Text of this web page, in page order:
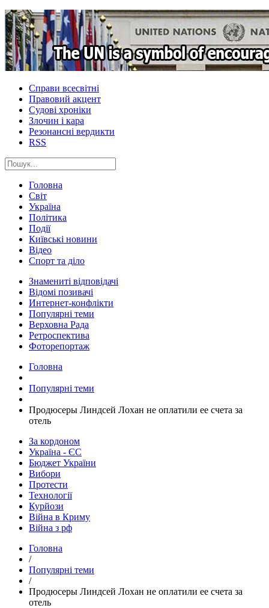
Справи всесвітні
Правовий акцент
Судові хроніки
Злочин і кара
Резонансні вердикти
RSS
Головна
Світ
Україна
Політика
Події
Київські новини
Відео
Спорт та діло
Знамениті відповідачі
Відомі позивачі
Интернет-конфлікти
Популярні теми
Верховна Рада
Ретроспектива
Фоторепортаж
Головна
Популярні теми
Продюсеры Линдсей Лохан не оплатили ее счета за
отель
За кордоном
Україна - ЄС
Бюджет України
Вибори
Протести
Технології
Курйози
Війна в Криму
Війна з рф
Головна
/
Популярні теми
/
Продюсеры Линдсей Лохан не оплатили ее счета за
отель